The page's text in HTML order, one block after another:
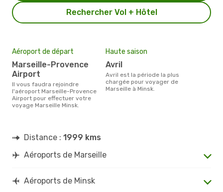
Rechercher Vol + Hôtel
Aéroport de départ
Marseille-Provence
Airport
Il vous faudra rejoindre
l'aéroport Marseille-Provence
Airport pour effectuer votre
voyage Marseille Minsk.
Haute saison
avril
avril est la période la plus
chargée pour voyager de
Marseille à Minsk.
Distance : 1999 kms
Aéroports de Marseille
Aéroports de Minsk